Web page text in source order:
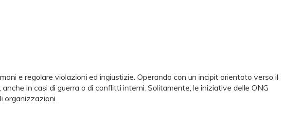
e regolare violazioni ed ingiustizie. Operando con un incipit orientato verso il
in casi di guerra o di conflitti interni. Solitamente, le iniziative delle ONG
organizzazioni.